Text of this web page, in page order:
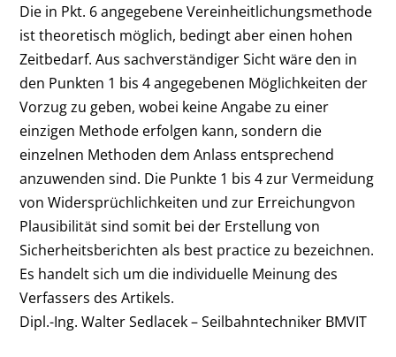
Die in Pkt. 6 angegebene Vereinheitlichungsmethode
ist theoretisch möglich, bedingt aber einen hohen
Zeitbedarf. Aus sachverständiger Sicht wäre den in
den Punkten 1 bis 4 angegebenen Möglichkeiten der
Vorzug zu geben, wobei keine Angabe zu einer
einzigen Methode erfolgen kann, sondern die
einzelnen Methoden dem Anlass entsprechend
anzuwenden sind. Die Punkte 1 bis 4 zur Vermeidung
von Widersprüchlichkeiten und zur Erreichungvon
Plausibilität sind somit bei der Erstellung von
Sicherheitsberichten als best practice zu bezeichnen.
Es handelt sich um die individuelle Meinung des
Verfassers des Artikels.
Dipl.-Ing. Walter Sedlacek – Seilbahntechniker BMVIT